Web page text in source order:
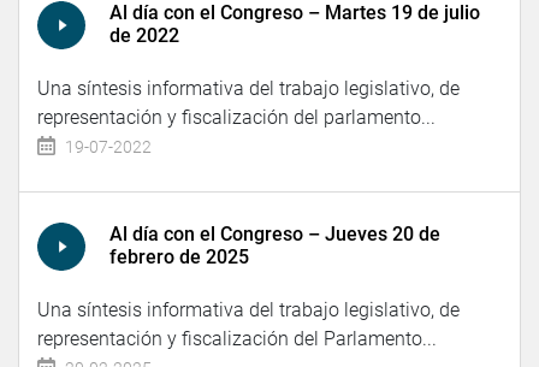
Al día con el Congreso – Martes 19 de julio
de 2022
Una síntesis informativa del trabajo legislativo, de
representación y fiscalización del parlamento...
19-07-2022
Al día con el Congreso – Jueves 20 de
febrero de 2025
Una síntesis informativa del trabajo legislativo, de
representación y fiscalización del Parlamento...